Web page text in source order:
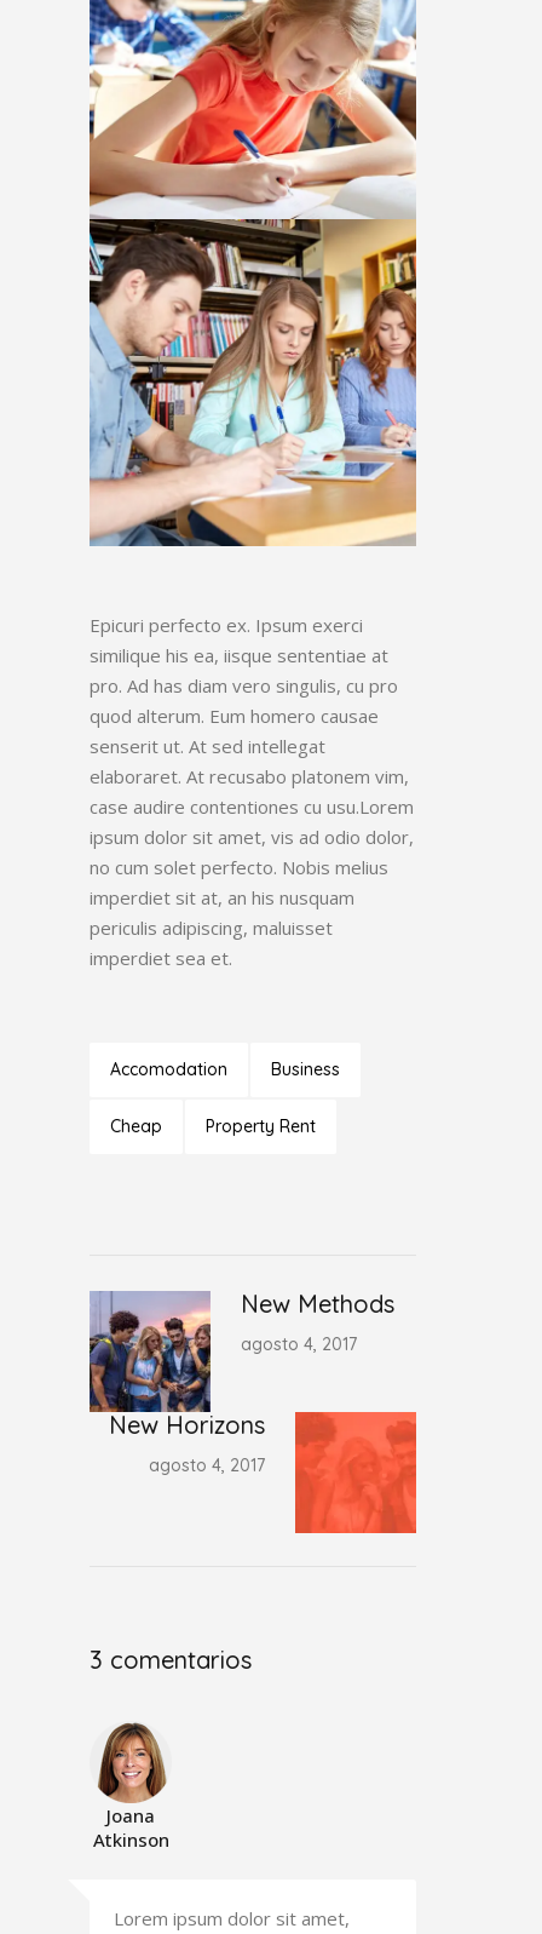
Epicuri perfecto ex. Ipsum exerci
similique his ea, iisque sententiae at
pro. Ad has diam vero singulis, cu pro
quod alterum. Eum homero causae
senserit ut. At sed intellegat
elaboraret. At recusabo platonem vim,
case audire contentiones cu usu.Lorem
ipsum dolor sit amet, vis ad odio dolor,
no cum solet perfecto. Nobis melius
imperdiet sit at, an his nusquam
periculis adipiscing, maluisset
imperdiet sea et.
Accomodation Business
Cheap Property Rent
New Methods
agosto 4, 2017
New Horizons
agosto 4, 2017
3 comentarios
Joana
Atkinson
Lorem ipsum dolor sit amet,